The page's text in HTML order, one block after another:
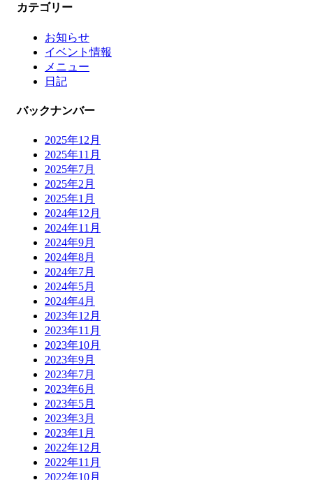
カテゴリー
お知らせ
イベント情報
メニュー
日記
バックナンバー
2025年12月
2025年11月
2025年7月
2025年2月
2025年1月
2024年12月
2024年11月
2024年9月
2024年8月
2024年7月
2024年5月
2024年4月
2023年12月
2023年11月
2023年10月
2023年9月
2023年7月
2023年6月
2023年5月
2023年3月
2023年1月
2022年12月
2022年11月
2022年10月